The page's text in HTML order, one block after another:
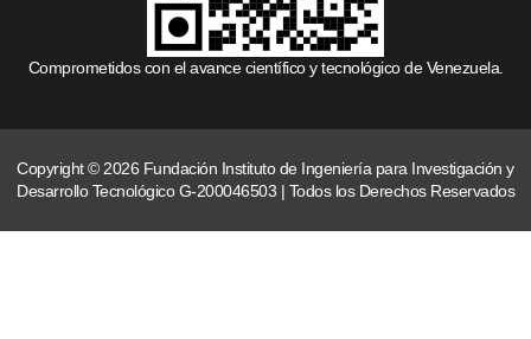
Comprometidos con el avance científico y tecnológico de Venezuela.
Copyright © 2026 Fundación Instituto de Ingeniería para Investigación y
Desarrollo Tecnológico G-200046503 | Todos los Derechos Reservados